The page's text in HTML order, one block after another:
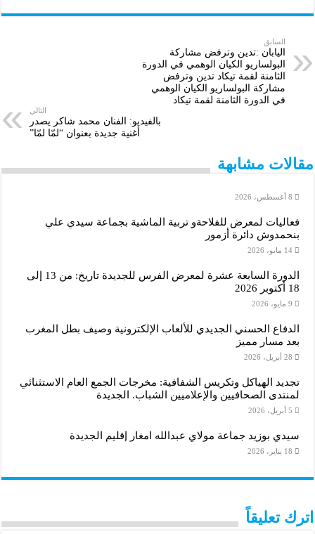
c
e
b
o
n
e
d
i
t
e
s
e
n
r
a
l
a
p
b
a
السابق
اليابان :تدين وترفض مشاركة
البولساريو الكيان الوهمي في الدورة
الثامنة لقمة تيكاد تدين وترفض
مشاركة البولساريو الكيان الوهمي
في الدورة الثامنة لقمة تيكاد
التالي
بالفيديو: الفنان محمد شاكر يصدر
أغنية جديدة بعنوان “لمّا لمّا”
مقالات مشابهة
8 أغسطس، 2026
فعاليات لمعرض للفلاحةو تربية الماشية بجماعة سيدي علي
بنحمدوش دائرة أزمور
14 مايو، 2026
الدورة السابعة عشرة لمعرض الفرس للجديدة تاريخ: من 13 إلى
18 أكتوبر 2026
9 مايو، 2026
الدفاع الحسني الجديدي للألعاب الإلكترونية وصيف بطل المغرب
بعد مسار مميز
28 أبريل، 2026
تجديد الهياكل وتكريس الشفافية: مخرجات الجمع العام الاستثنائي
لمنتدى الصحافيين والإعلاميين الشباب. الجديدة
5 أبريل، 2026
سيدي بوزيد جماعة مولاي عبدالله امغار إقليم الجديدة
18 يناير، 2026
اترك تعليقاً